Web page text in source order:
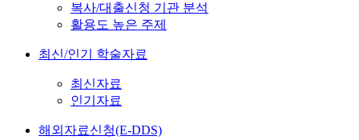
복사/대출신청 기관 분석
활용도 높은 주제
최신/인기 학술자료
최신자료
인기자료
해외자료신청(E-DDS)